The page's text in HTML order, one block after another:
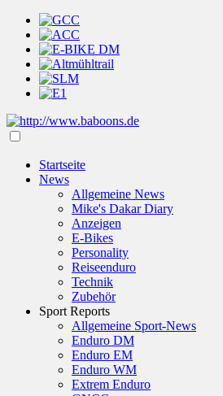
Startseite
News
Allgemeine News
Mike's Dakar Diary
Anzeigen
E-Bikes
Personality
Reiseenduro
Technik
Zubehör
Sport Reports
Allgemeine Sport-News
Enduro DM
Enduro EM
Enduro WM
Extrem Enduro